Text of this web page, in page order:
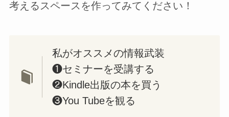
考えるスペースを作ってみてください！
私がオススメの情報武装
❶セミナーを受講する
❷Kindle出版の本を買う
❸You Tubeを観る